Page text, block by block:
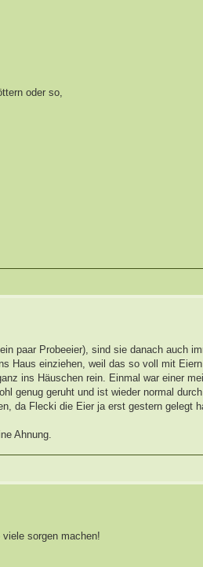
oder so,
paar Probeeier), sind sie danach auch
Haus einziehen, weil das so voll mit
ins Häuschen rein. Einmal war einer
genug geruht und ist wieder normal
da Flecki die Eier ja erst gestern gelegt
Ahnung.
sorgen machen!